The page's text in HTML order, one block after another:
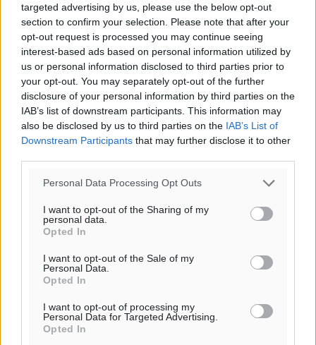
targeted advertising by us, please use the below opt-out
section to confirm your selection. Please note that after your
opt-out request is processed you may continue seeing
interest-based ads based on personal information utilized by
us or personal information disclosed to third parties prior to
your opt-out. You may separately opt-out of the further
disclosure of your personal information by third parties on the
IAB’s list of downstream participants. This information may
also be disclosed by us to third parties on the IAB’s List of
Downstream Participants that may further disclose it to other
Personal Data Processing Opt Outs
I want to opt-out of the Sharing of my
personal data.
Opted In
I want to opt-out of the Sale of my
Personal Data.
Opted In
I want to opt-out of processing my
Personal Data for Targeted Advertising.
Opted In
Ροή ειδήσεων
Η Meridiam ξεκλειδώνει τις έρευνες βυθού στη
θαλάσσια περιοχή Κάσου και Καρπάθου
Τοπικές Ειδήσεις πριν 11 ώρες
Παρουσίαση βιβλίου του Α. Χατζημιχαήλ – Τιμητική
εκδήλωση για τους αυτοδιοικητικούς της Κω
Πολιτιστικά πριν 12 ώρες
Εγκρίθηκε η ηλεκτρική διασύνδεση Ρόδου και Κω
μέσω υποβρύχιων καλωδίων με την ηπειρωτική
Τοπικές Ειδήσεις• πριν 13 ώρες
Νέο ανακαινισμένο δημοτικό τουριστικό γραφείο
στην Πάτμο